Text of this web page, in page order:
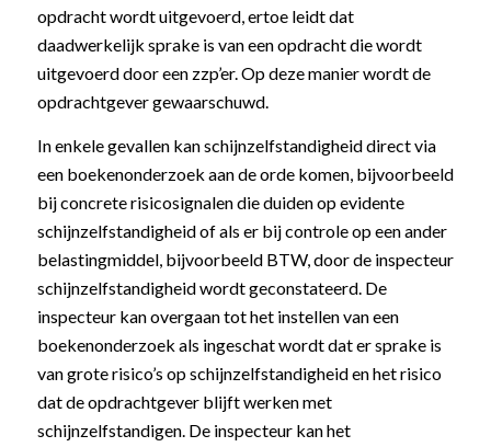
opdracht wordt uitgevoerd, ertoe leidt dat
daadwerkelijk sprake is van een opdracht die wordt
uitgevoerd door een zzp’er. Op deze manier wordt de
opdrachtgever gewaarschuwd.
In enkele gevallen kan schijnzelfstandigheid direct via
een boekenonderzoek aan de orde komen, bijvoorbeeld
bij concrete risicosignalen die duiden op evidente
schijnzelfstandigheid of als er bij controle op een ander
belastingmiddel, bijvoorbeeld BTW, door de inspecteur
schijnzelfstandigheid wordt geconstateerd. De
inspecteur kan overgaan tot het instellen van een
boekenonderzoek als ingeschat wordt dat er sprake is
van grote risico’s op schijnzelfstandigheid en het risico
dat de opdrachtgever blijft werken met
schijnzelfstandigen. De inspecteur kan het